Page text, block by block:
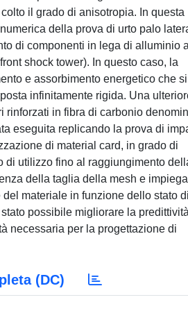
il grado di anisotropia. In questa
della prova di urto palo
di componenti in lega di alluminio a
shock tower). In questo caso, la
e assorbimento energetico che si
infinitamente rigida. Una
in fibra di carbonio
eseguita replicando la prova di
di material card, in grado di
di utilizzo fino al raggiungimento
della taglia della mesh e
materiale in funzione dello stato di
possibile migliorare la
necessaria per la progettazione di
(DC)